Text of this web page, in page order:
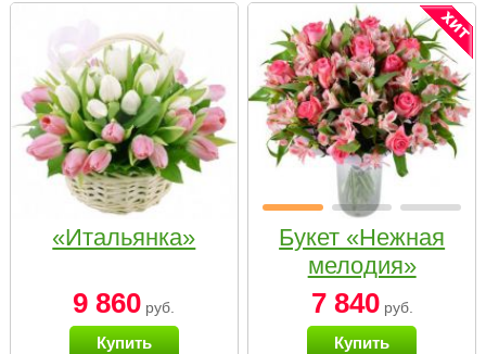
«Итальянка»
9 860 руб.
Купить
Букет «Нежная
мелодия»
7 840руб.
Купить